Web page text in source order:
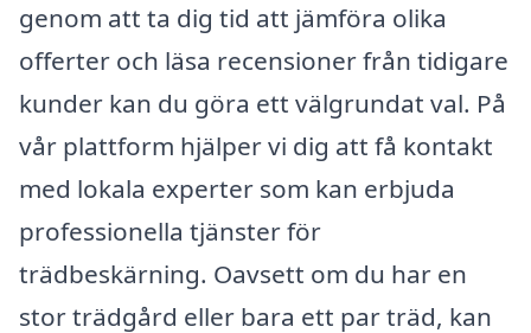
genom att ta dig tid att jämföra olika
offerter och läsa recensioner från tidigare
kunder kan du göra ett välgrundat val. På
vår plattform hjälper vi dig att få kontakt
med lokala experter som kan erbjuda
professionella tjänster för
trädbeskärning. Oavsett om du har en
stor trädgård eller bara ett par träd, kan